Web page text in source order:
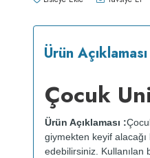
Ürün Açıklaması
Çocuk
Ürün Açıklaması :
giymekten keyif
edebilirsiniz. Kullanılan